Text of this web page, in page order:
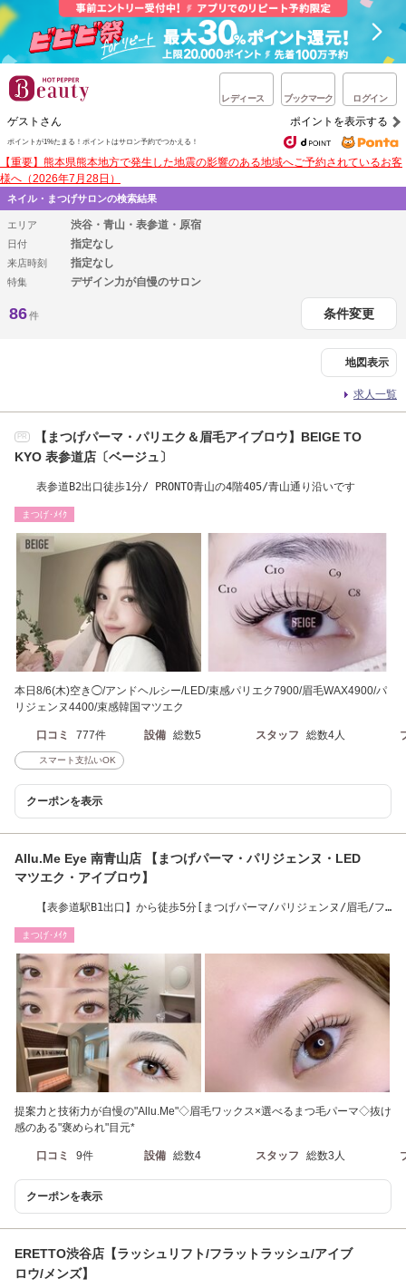
レディース ブックマーク ログイン
ゲストさん ポイントを表示する
ポイントが1%たまる！ ポイントはサロン予約でつかえる！
【重要】熊本県熊本地方で発生した地震の影響のある地域へご予約されているお客
様へ（2026年7月28日）
ネイル・まつげサロンの検索結果
エリア 渋谷・青山・表参道・原宿
日付 指定なし
来店時刻 指定なし
特集 デザイン力が自慢のサロン
86件 条件変更
地図表示
求人一覧
PR
【まつげパーマ・パリエク＆眉毛アイブロウ】BEIGE TO
KYO 表参道店〔ベージュ〕
表参道B2出口徒歩1分/ PRONTO青山の4階405/青山通り沿いです
まつげ･ﾒｲｸ
本日8/6(木)空き◯/アンドヘルシー/LED/束感パリエク7900/眉毛WAX4900/パ
リジェンヌ4400/束感韓国マツエク
口コミ 777件 設備 総数5 スタッフ 総数4人
スマート支払いOK
クーポンを表示
Allu.Me Eye 南青山店 【まつげパーマ・パリジェンヌ・LED
マツエク・アイブロウ】
【表参道駅B1出口】から徒歩5分[まつげパーマ/パリジェンヌ/眉毛/フ
まつげ･ﾒｲｸ
提案力と技術力が自慢の"Allu.Me"◇眉毛ワックス×選べるまつ毛パーマ◇抜け
感のある"褒められ"目元*
口コミ 9件 設備 総数4 スタッフ 総数3人
クーポンを表示
ERETTO渋谷店【ラッシュリフト/フラットラッシュ/アイブ
ロウ/メンズ】